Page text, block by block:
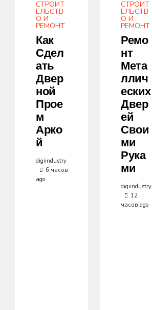
СТРОИТ
ЕЛЬСТВ
О И
РЕМОНТ
Как
Сдел
Ать
Двер
Ной
Прое
М
Арко
Й
digiindustry
6 часов
ago
СТРОИТ
ЕЛЬСТВ
О И
РЕМОНТ
Ремо
Нт
Мета
Ллич
Еских
Двер
Ей
Свои
Ми
Рука
Ми
digiindustry
12
часов ago